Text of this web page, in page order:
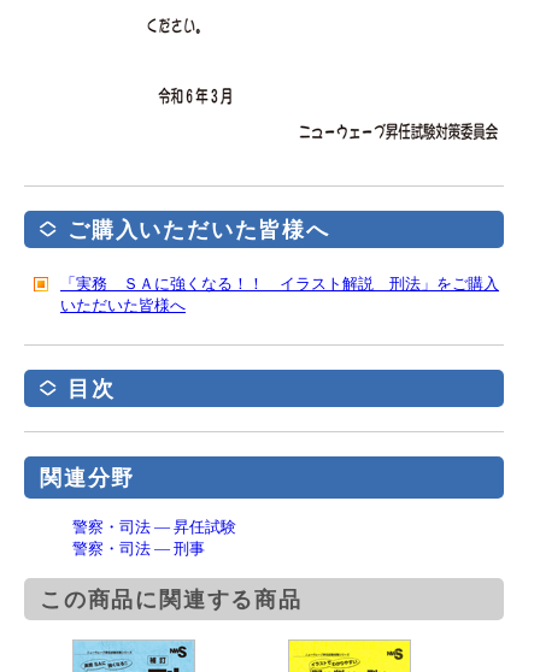
ご購入いただいた皆様へ
「実務 ＳＡに強くなる！！ イラスト解説 刑法」をご購入
いただいた皆様へ
目次
関連分野
警察・司法 ― 昇任試験
警察・司法 ― 刑事
この商品に関連する商品